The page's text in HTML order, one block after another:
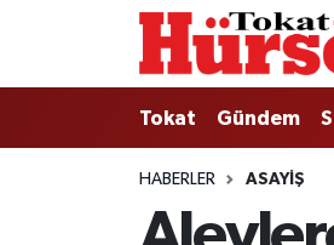
Tokat Gündem
HABERLER ASAYIŞ
Tokat
Türkiye Gündemi
Gündem
Nöbetçi Eczaneler
Hava Durumu
Tokat Namaz Vakitleri